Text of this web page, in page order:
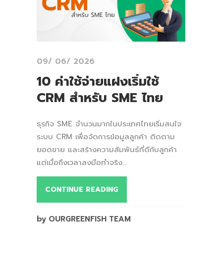
09/ 06/ 2026
10 ค่าใช้จ่ายแฝงเริ่มใช้
CRM สำหรับ SME ไทย
ธุรกิจ SME จำนวนมากในประเทศไทยเริ่มสนใจ
ระบบ CRM เพื่อจัดการข้อมูลลูกค้า ติดตาม
ยอดขาย และสร้างความสัมพันธ์ที่ดีกับลูกค้า
แต่เมื่อถึงเวลาลงมือทำจริง...
CONTINUE READING
by OURGREENFISH TEAM